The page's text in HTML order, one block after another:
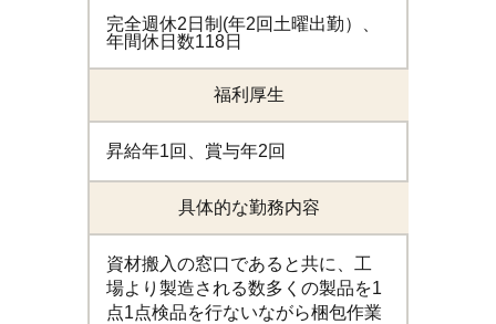
完全週休2日制(年2回土曜出勤）、
年間休日数118日
福利厚生
昇給年1回、賞与年2回
具体的な勤務内容
資材搬入の窓口であると共に、工
場より製造される数多くの製品を1
点1点検品を行ないながら梱包作業